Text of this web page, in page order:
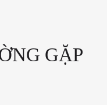
GẶP